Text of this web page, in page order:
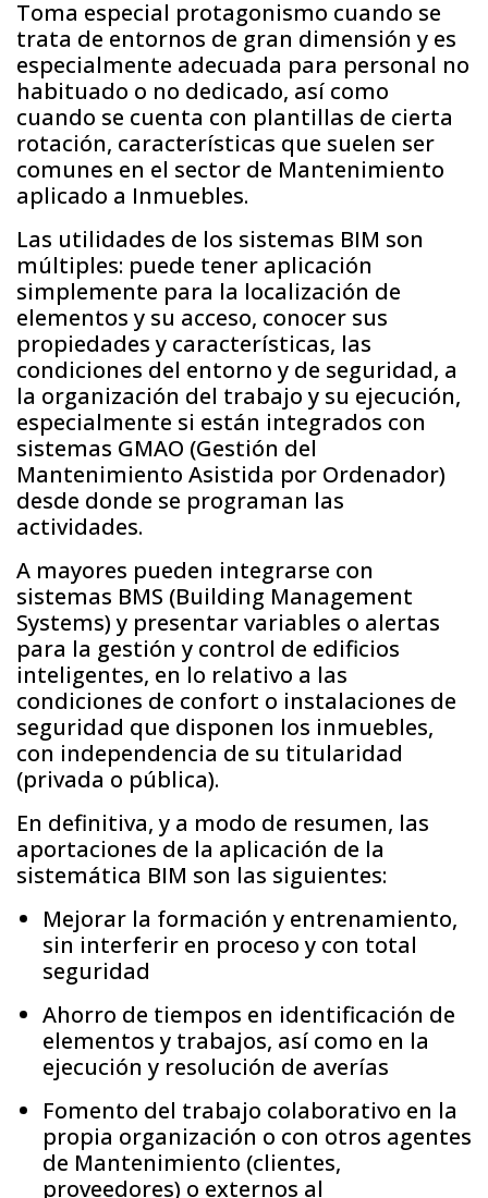
Toma especial protagonismo cuando se
trata de entornos de gran dimensión y es
especialmente adecuada para personal no
habituado o no dedicado, así como
cuando se cuenta con plantillas de cierta
rotación, características que suelen ser
comunes en el sector de Mantenimiento
aplicado a Inmuebles.
Las utilidades de los sistemas BIM son
múltiples: puede tener aplicación
simplemente para la localización de
elementos y su acceso, conocer sus
propiedades y características, las
condiciones del entorno y de seguridad, a
la organización del trabajo y su ejecución,
especialmente si están integrados con
sistemas GMAO (Gestión del
Mantenimiento Asistida por Ordenador)
desde donde se programan las
actividades.
A mayores pueden integrarse con
sistemas BMS (Building Management
Systems) y presentar variables o alertas
para la gestión y control de edificios
inteligentes, en lo relativo a las
condiciones de confort o instalaciones de
seguridad que disponen los inmuebles,
con independencia de su titularidad
(privada o pública).
En definitiva, y a modo de resumen, las
aportaciones de la aplicación de la
sistemática BIM son las siguientes:
Mejorar la formación y entrenamiento,
sin interferir en proceso y con total
seguridad
Ahorro de tiempos en identificación de
elementos y trabajos, así como en la
ejecución y resolución de averías
Fomento del trabajo colaborativo en la
propia organización o con otros agentes
de Mantenimiento (clientes,
proveedores) o externos al